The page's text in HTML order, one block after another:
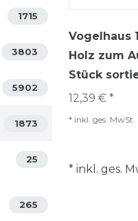
1715
3803
5902
1873
25
265
Vogelhaus
Holz zum
Stück
12,39 € *
* inkl. ges. MwSt.
* inkl. ges.